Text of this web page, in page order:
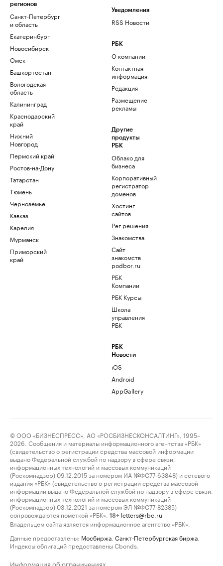
регионов
Санкт-Петербург
и область
Екатеринбург
Новосибирск
Омск
Башкортостан
Вологодская
область
Калининград
Краснодарский
край
Нижний
Новгород
Пермский край
Ростов-на-Дону
Татарстан
Тюмень
Черноземье
Кавказ
Карелия
Мурманск
Приморский
край
Уведомления
RSS Новости
РБК
О компании
Контактная
информация
Редакция
Размещение
рекламы
Другие
продукты
РБК
Облако для
бизнеса
Корпоративный
регистратор
доменов
Хостинг
сайтов
Рег.решения
Знакомства
Сайт
знакомств
podbor.ru
РБК
Компании
РБК Курсы
Школа
управления
РБК
РБК
Новости
iOS
Android
AppGallery
© ООО «БИЗНЕСПРЕСС», АО «РОСБИЗНЕСКОНСАЛТИНГ», 1995–
2026. Сообщения и материалы информационного агентства «РБК»
(свидетельство о регистрации средства массовой информации
выдано Федеральной службой по надзору в сфере связи,
информационных технологий и массовых коммуникаций
(Роскомнадзор) 09.12.2015 за номером ИА №ФС77-63848) и сетевого
издания «РБК» (свидетельство о регистрации средства массовой
информации выдано Федеральной службой по надзору в сфере связи,
информационных технологий и массовых коммуникаций
(Роскомнадзор) 03.12.2021 за номером ЭЛ №ФС77-82385)
сопровождаются пометкой «РБК».
18+ letters@rbc.ru
Владельцем сайта является информационное агентство «РБК».
Данные предоставлены: Мосбиржа Санкт-Петербургская биржа
Индексы облигаций предоставлены Cbonds.
Информация об ограничениях